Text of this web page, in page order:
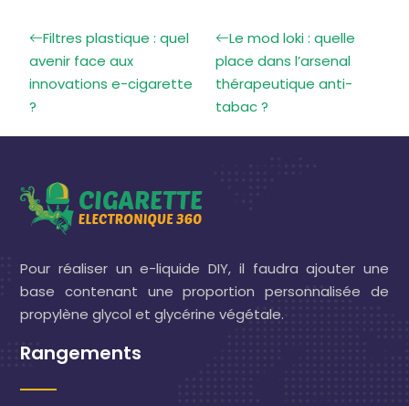
Filtres plastique : quel
avenir face aux
innovations e-cigarette
?
Le mod loki : quelle
place dans l’arsenal
thérapeutique anti-
tabac ?
Pour réaliser un e-liquide DIY, il faudra ajouter une
base contenant une proportion personnalisée de
propylène glycol et glycérine végétale.
Rangements